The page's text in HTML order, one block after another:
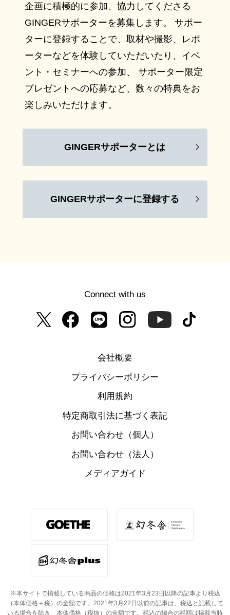
企画に積極的に参加、協力してくださる
GINGERサポーターを募集します。 サポー
ターに登録することで、取材や撮影、レポ
ーターなどを体験していただいたり、イベ
ント・セミナーへの参加、 サポーター限定
プレゼントへの応募など、数々の特典をお
楽しみいただけます。
GINGERサポーターとは
GINGERサポーターに登録する
Connect with us
会社概要
プライバシーポリシー
利用規約
特定商取引法に基づく表記
お問い合わせ（個人）
お問い合わせ（法人）
メディアガイド
※本サイトで掲載している商品の価格は2021年3月23日以降の記事より税込
（本体価格＋税）の金額です。
2021年3月22日以前の記事は、税込と記載して
いる場合を除き、本体価格（税抜）の金額です。 税込の場合の税額は掲載当時